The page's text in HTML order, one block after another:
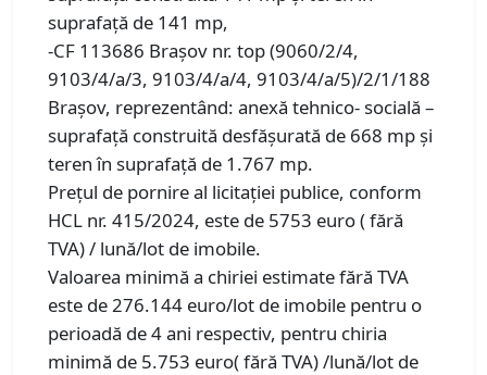
suprafață de 141 mp,
-CF 113686 Brașov nr. top (9060/2/4,
9103/4/a/3, 9103/4/a/4, 9103/4/a/5)/2/1/188
Brașov, reprezentând: anexă tehnico- socială –
suprafață construită desfășurată de 668 mp și
teren în suprafață de 1.767 mp.
Preţul de pornire al licitaţiei publice, conform
HCL nr. 415/2024, este de 5753 euro ( fără
TVA) / lună/lot de imobile.
Valoarea minimă a chiriei estimate fără TVA
este de 276.144 euro/lot de imobile pentru o
perioadă de 4 ani respectiv, pentru chiria
minimă de 5.753 euro( fără TVA) /lună/lot de